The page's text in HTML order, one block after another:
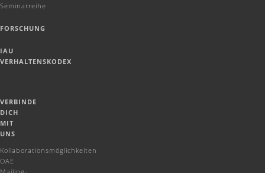
Seminarreihe
FORSCHUNG
IAU
VERHALTENSKODEX
VERBINDE
DICH
MIT
UNS
Kollaborationsmöglichkeiten
OAE